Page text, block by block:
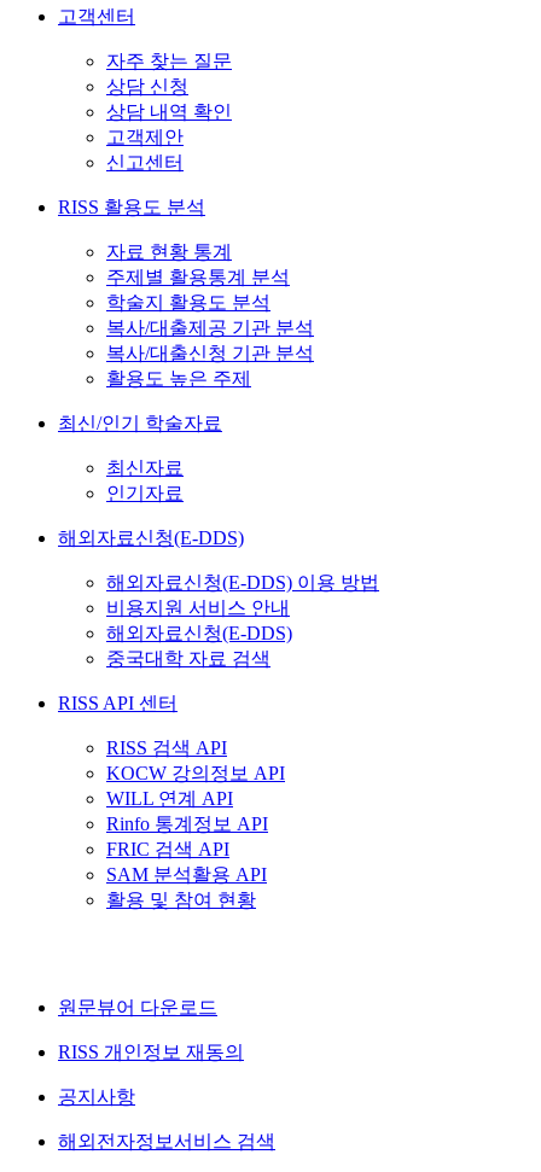
고객센터
자주 찾는 질문
상담 신청
상담 내역 확인
고객제안
신고센터
RISS 활용도 분석
자료 현황 통계
주제별 활용통계 분석
학술지 활용도 분석
복사/대출제공 기관 분석
복사/대출신청 기관 분석
활용도 높은 주제
최신/인기 학술자료
최신자료
인기자료
해외자료신청(E-DDS)
해외자료신청(E-DDS) 이용 방법
비용지원 서비스 안내
해외자료신청(E-DDS)
중국대학 자료 검색
RISS API 센터
RISS 검색 API
KOCW 강의정보 API
WILL 연계 API
Rinfo 통계정보 API
FRIC 검색 API
SAM 분석활용 API
활용 및 참여 현황
원문뷰어 다운로드
RISS 개인정보 재동의
공지사항
해외전자정보서비스 검색